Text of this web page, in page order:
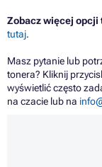
Zobacz więcej opcji
tutaj.
Masz pytanie lub
tonera? Kliknij
wyświetlić często
na czacie lub na